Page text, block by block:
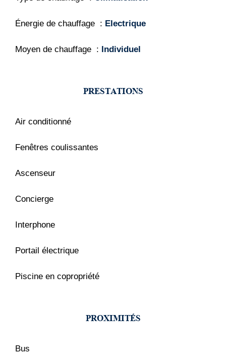
Énergie de chauffage Electrique
Moyen de chauffage Individuel
PRESTATIONS
Air conditionné
Fenêtres coulissantes
Ascenseur
Concierge
Interphone
Portail électrique
Piscine en copropriété
PROXIMITÉS
Bus